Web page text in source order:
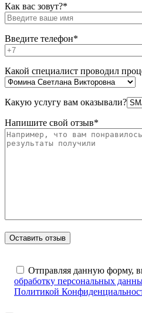
Как вас зовут?*
Введите телефон*
Какой специалист проводил
Какую услугу вам оказывали?
Напишите свой отзыв*
Отправляя данную форму,
обработку персональных
Политикой